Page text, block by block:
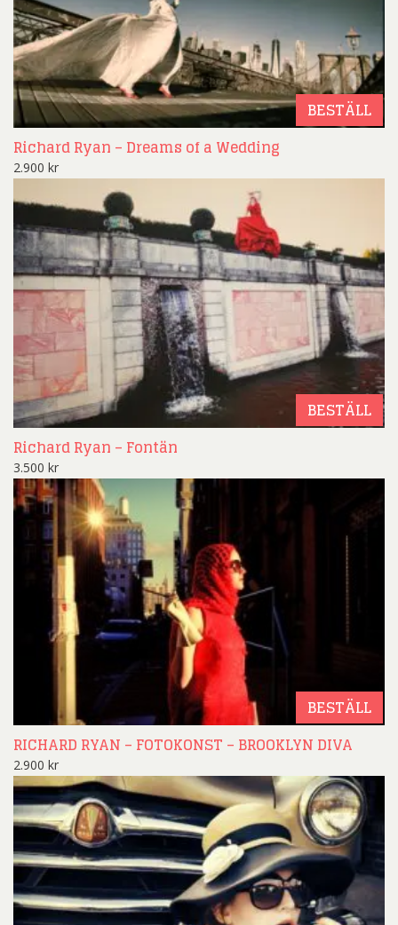
BESTÄLL
Richard Ryan – Dreams of a Wedding
2.900 kr
BESTÄLL
Richard Ryan – Fontän
3.500 kr
BESTÄLL
RICHARD RYAN – FOTOKONST – BROOKLYN DIVA
2.900 kr